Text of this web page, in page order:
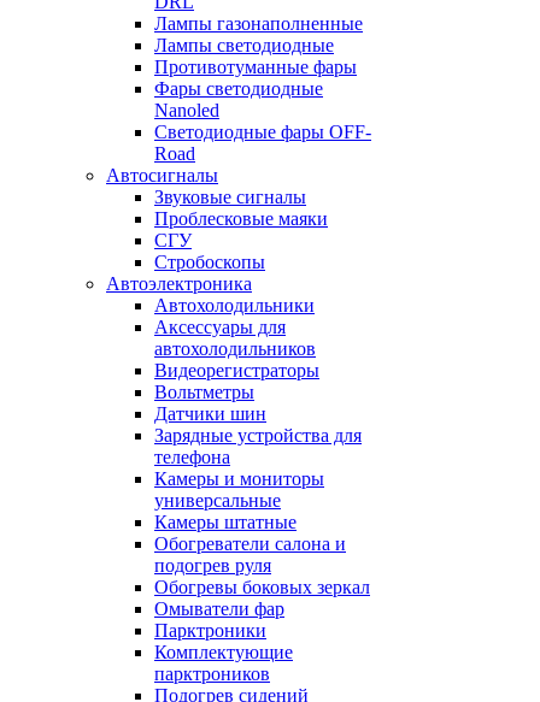
Лампы газонаполненные
Лампы светодиодные
Противотуманные фары
Фары светодиодные
Nanoled
Светодиодные фары OFF-
Road
Автосигналы
Звуковые сигналы
Проблесковые маяки
СГУ
Стробоскопы
Автоэлектроника
Автохолодильники
Аксессуары для
автохолодильников
Видеорегистраторы
Вольтметры
Датчики шин
Зарядные устройства для
телефона
Камеры и мониторы
универсальные
Камеры штатные
Обогреватели салона и
подогрев руля
Обогревы боковых зеркал
Омыватели фар
Парктроники
Комплектующие
парктроников
Подогрев сидений